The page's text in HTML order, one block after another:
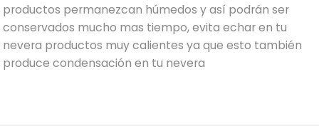
productos permanezcan húmedos y así podrán ser
conservados mucho mas tiempo, evita echar en tu
nevera productos muy calientes ya que esto también
produce condensación en tu nevera